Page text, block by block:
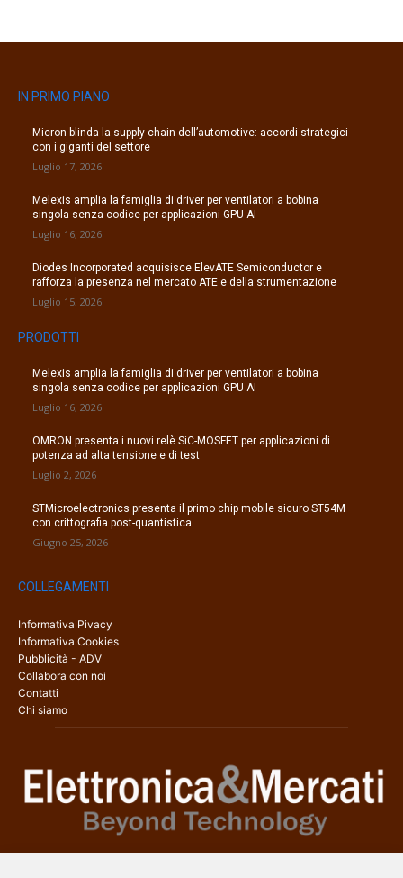
IN PRIMO PIANO
Micron blinda la supply chain dell’automotive: accordi strategici
con i giganti del settore
Luglio 17, 2026
Melexis amplia la famiglia di driver per ventilatori a bobina
singola senza codice per applicazioni GPU AI
Luglio 16, 2026
Diodes Incorporated acquisisce ElevATE Semiconductor e
rafforza la presenza nel mercato ATE e della strumentazione
Luglio 15, 2026
PRODOTTI
Melexis amplia la famiglia di driver per ventilatori a bobina
singola senza codice per applicazioni GPU AI
Luglio 16, 2026
OMRON presenta i nuovi relè SiC-MOSFET per applicazioni di
potenza ad alta tensione e di test
Luglio 2, 2026
STMicroelectronics presenta il primo chip mobile sicuro ST54M
con crittografia post-quantistica
Giugno 25, 2026
COLLEGAMENTI
Informativa Pivacy
Informativa Cookies
Pubblicità - ADV
Collabora con noi
Contatti
Chi siamo